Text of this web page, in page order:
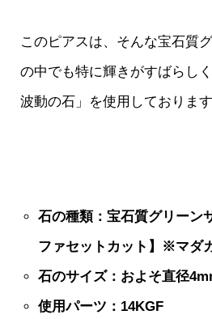
このピアスは、そんな宝石質
の中でも特に輝きがすばらし
波動の石」を使用しております
石の種類：宝石質グリーン
ファセットカット】※マダ
石のサイズ：およそ直径
使用パーツ：14KGF